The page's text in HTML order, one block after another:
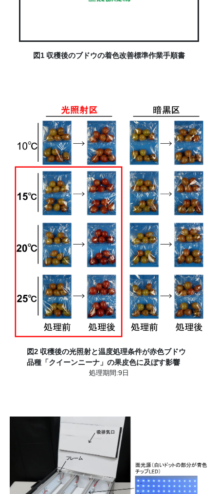
図1 収穫後のブドウの着色改善標準作業手順書
図2 収穫後の光照射と温度処理条件が赤色ブドウ
品種「クイーンニーナ」の果皮色に及ぼす影響
処理期間:9日